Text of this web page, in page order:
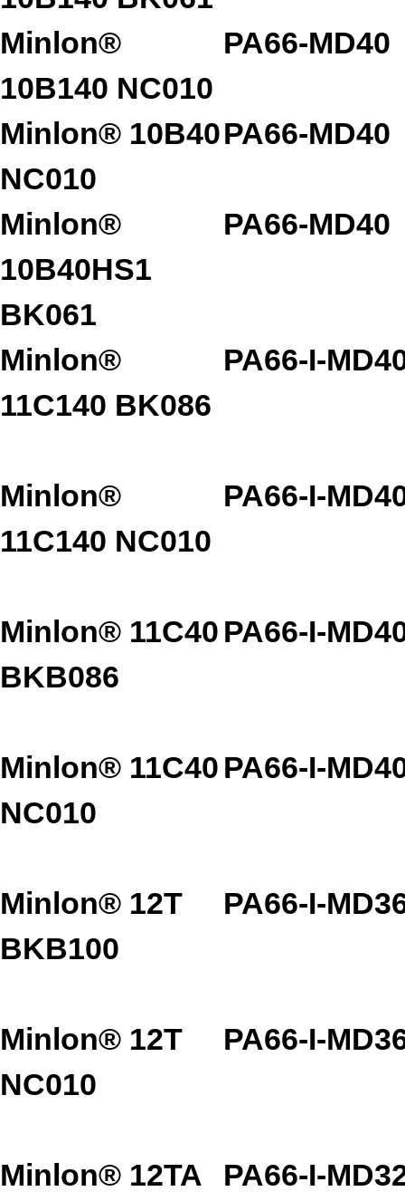
Minlon®
10B140 NC010
PA66-MD40
Minlon® 10B40
NC010
PA66-MD40
Minlon®
10B40HS1
BK061
PA66-MD40
Minlon®
11C140 BK086
PA66-I-
Minlon®
11C140 NC010
PA66-I-
Minlon® 11C40
BKB086
PA66-I-
Minlon® 11C40
NC010
PA66-I-
Minlon® 12T
BKB100
PA66-I-
Minlon® 12T
NC010
PA66-I-
Minlon® 12TA
PA66-I-